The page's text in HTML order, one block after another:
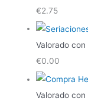
€2.75
Valorado con
€0.00
Valorado con